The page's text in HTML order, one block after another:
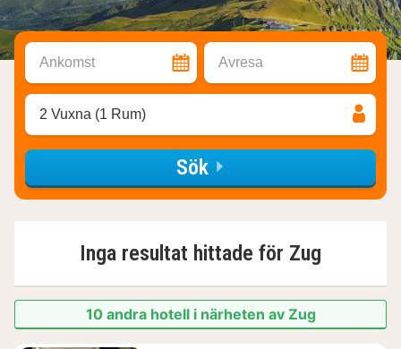
Ankomst Avresa
2 Vuxna (1 Rum)
Sök
Inga resultat hittade för Zug
10 andra hotell i närheten av Zug